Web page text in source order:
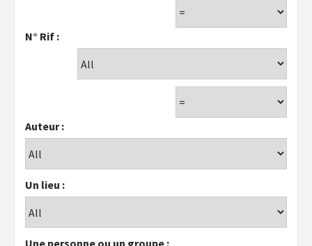
N° Rif :
Auteur :
Un lieu :